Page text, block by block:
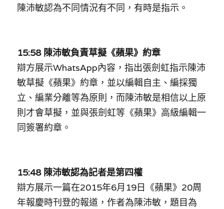
龔靜儀大律師專欄
陳子遷律師專欄
羅浚軒專欄
溫志倫專欄
汪明欣專欄
莊豪鋒專欄
香港科技專上書院｜專欄
陳沛敏認為不同情況有不同，有時是指示。
15:58 陳沛敏負責草擬《蘋果》約章
辯方展示WhatsApp內容，指出張劍虹指示陳沛
敏草擬《蘋果》約章，並以編輯自主、編採獨
立、編業分離等為原則，而陳沛敏是相信以上原
則才會草擬，並與張劍虹等《蘋果》高級編輯一
同簽署約章。
15:48 陳沛敏認為記者是第四權
辯方展示一篇在2015年6月19日《蘋果》20周
年報慶時刊登的報道，作者為陳沛敏，題目為